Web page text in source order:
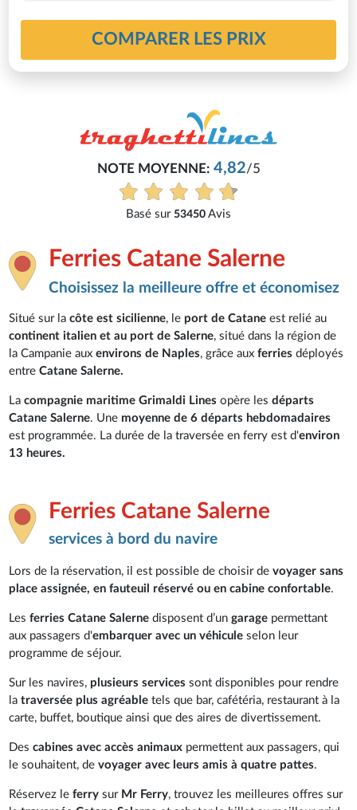
COMPARER LES PRIX
NOTE MOYENNE:4,82/5
Basé sur 53450 Avis
Ferries Catane Salerne
Choisissez la meilleure offre et économisez
Situé sur lacôte est sicilienne, le port de Catane est relié au
continent italien et au port de Salerne, situé dans la région de
la Campanie auxenvirons de Naples, grâce auxferriesdéployés
entreCatane Salerne.
Lacompagnie maritime Grimaldi Lines opère lesdéparts
Catane Salerne. Une moyenne de 6 départs hebdomadaires
est programmée. La durée de la traversée en ferry est d'environ
13 heures.
Ferries Catane Salerne
services à bord du navire
Lors de la réservation, il est possible de choisir devoyager sans
place assignée, en fauteuil réservé ou en cabine confortable.
Lesferries Catane Salerne disposent d’ungarage permettant
aux passagers d'embarquer avec un véhicule selon leur
programme de séjour.
Sur les navires, plusieurs services sont disponibles pour rendre
la traversée plus agréable tels que bar, cafétéria, restaurant à la
carte, buffet, boutique ainsi que des aires de divertissement.
Des cabines avec accès animaux permettent aux passagers, qui
le souhaitent, devoyager avec leurs amis à quatre pattes.
Réservez leferrysur Mr Ferry, trouvez les meilleures offres sur